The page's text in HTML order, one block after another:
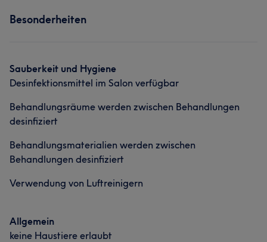
Besonderheiten
Sauberkeit und Hygiene
Desinfektionsmittel im Salon verfügbar
Behandlungsräume werden zwischen Behandlungen
desinfiziert
Behandlungsmaterialien werden zwischen
Behandlungen desinfiziert
Verwendung von Luftreinigern
Allgemein
keine Haustiere erlaubt